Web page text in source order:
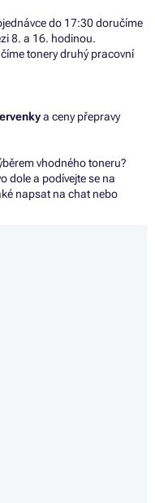
do 17:30 doručíme
8. a 16. hodinou.
tonery druhý pracovní
a ceny přepravy
vhodného toneru?
dole a podívejte se na
napsat na chat nebo